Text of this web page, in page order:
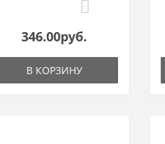
346.00руб.
В КОРЗИНУ